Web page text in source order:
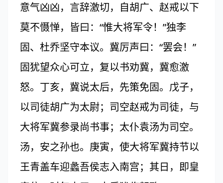
意气凶凶，言辞激切，自胡广、赵戒以下
莫不慑惮，皆曰：“惟大将军令！”独李
固、杜乔坚守本议。冀厉声曰：“罢会！”
固犹望众心可立，复以书劝冀，冀愈激
怒。丁亥，冀说太后，先策免固。戊子，
以司徒胡广为太尉；司空赵戒为司徒，与
大将军冀参录尚书事；太仆袁汤为司空。
汤，安之孙也。庚寅，使大将军冀持节以
王青盖车迎蠡吾侯志入南宫；其日，即皇